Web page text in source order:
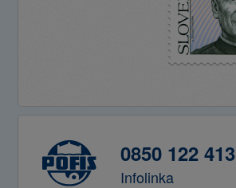
0850 122 413
Infolinka